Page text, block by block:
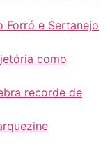
Forró e Sertanejo
como
recorde de